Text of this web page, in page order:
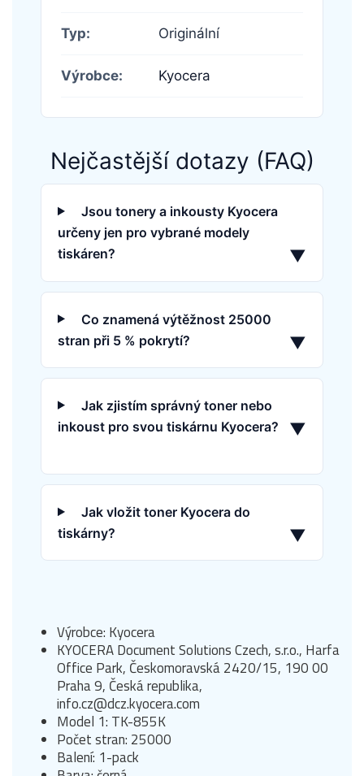
Typ: Originální
Výrobce: Kyocera
Nejčastější dotazy (FAQ)
Jsou tonery a inkousty Kyocera
určeny jen pro vybrané modely
tiskáren?
▼
Co znamená výtěžnost 25000
stran při 5 % pokrytí?
▼
Jak zjistím správný toner nebo
inkoust pro svou tiskárnu Kyocera?
▼
Jak vložit toner Kyocera do
tiskárny?
▼
Výrobce: Kyocera
KYOCERA Document Solutions Czech, s.r.o., Harfa
Office Park, Českomoravská 2420/15, 190 00
Praha 9, Česká republika,
info.cz@dcz.kyocera.com
Model 1: TK-855K
Počet stran: 25000
Balení: 1-pack